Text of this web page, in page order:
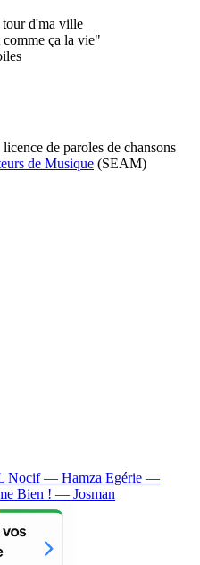
tour d'ma ville
comme ça la vie"
de paroles de chansons
de Musique (SEAM)
Nocif — Hamza Egérie —
Bien ! — Josman